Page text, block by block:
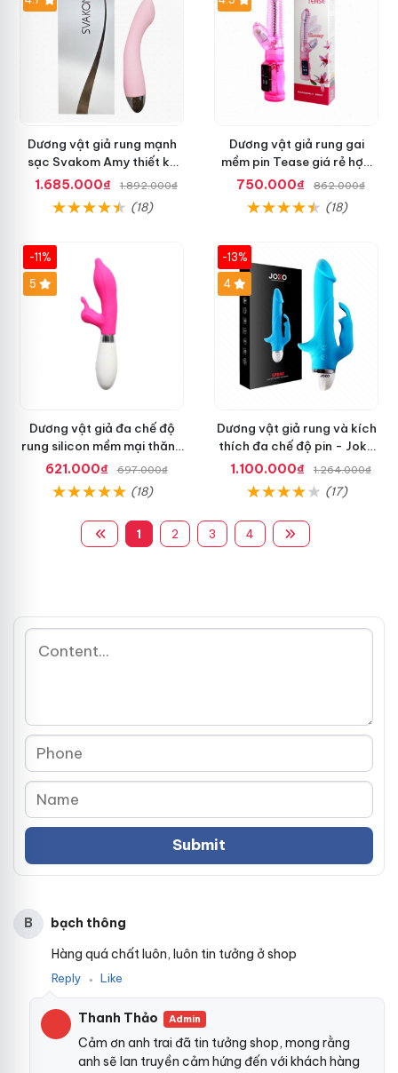
Dương vật giả rung mạnh
sạc Svakom Amy thiết kế
thuôn gọn dễ dùng
1.685.000₫ 1.892.000₫
(18)
Dương vật giả rung gai
mềm pin Tease giá rẻ hợp
túi tiền
750.000₫ 862.000₫
(18)
-11%
5
Dương vật giả đa chế độ
rung silicon mềm mại thăng
hoa
621.000₫ 697.000₫
(18)
-13%
4
Dương vật giả rung và kích
thích đa chế độ pin - Joko
Spray
1.100.000₫ 1.264.000₫
(17)
1 2 3 4
B
bạch thông
Hàng quá chất luôn, luôn tin tưởng ở shop
Reply ● Like
Thanh Thảo Admin
Cảm ơn anh trai đã tin tưởng shop, mong rằng
anh sẽ lan truyền cảm hứng đến với khách hàng